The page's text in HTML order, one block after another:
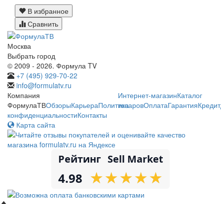
В избранное
Сравнить
Москва
Выбрать город
© 2009 - 2026. Формула TV
+7 (495) 929-70-22
info@formulatv.ru
Компания
ФормулаТВОбзорыКарьераПолитика
конфиденциальностиКонтакты
Интернет-магазинКаталог
товаровОплатаГарантияКредит
Карта сайта
Рейтинг Sell Market
4.98 ★
★★
★★
★★
★★
★